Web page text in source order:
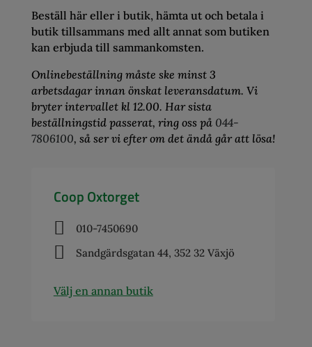
Beställ här eller i butik, hämta ut och betala i
butik tillsammans med allt annat som butiken
kan erbjuda till sammankomsten.
Onlinebeställning måste ske minst 3
arbetsdagar innan önskat leveransdatum. Vi
bryter intervallet kl 12.00. Har sista
beställningstid passerat, ring oss på 044-
7806100, så ser vi efter om det ändå går att lösa!
Coop Oxtorget
 010-7450690
 Sandgärdsgatan 44, 352 32 Växjö
Välj en annan butik